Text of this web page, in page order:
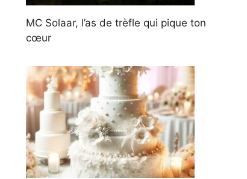
MC Solaar, l’as de trèfle qui pique ton
cœur